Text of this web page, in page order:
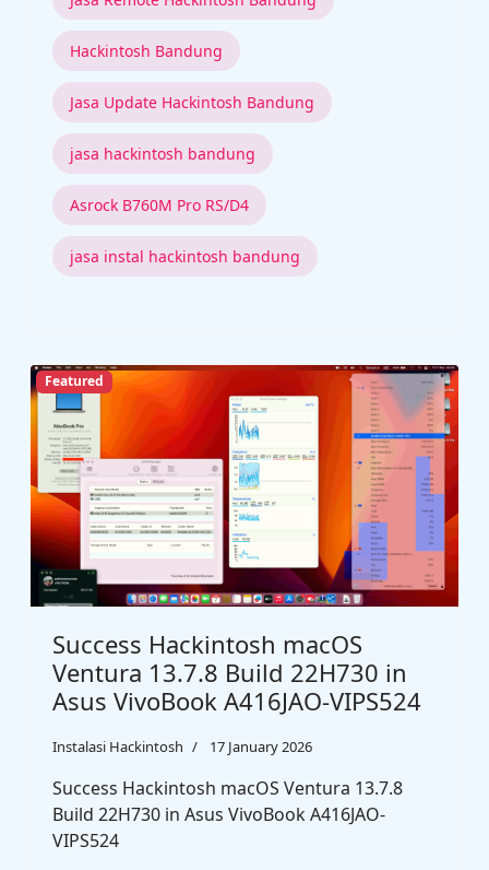
Hackintosh Bandung
Jasa Update Hackintosh Bandung
jasa hackintosh bandung
Asrock B760M Pro RS/D4
jasa instal hackintosh bandung
Featured
Success Hackintosh macOS
Ventura 13.7.8 Build 22H730 in
Asus VivoBook A416JAO-VIPS524
Instalasi Hackintosh 17 January 2026
Success Hackintosh macOS Ventura 13.7.8
Build 22H730 in Asus VivoBook A416JAO-
VIPS524